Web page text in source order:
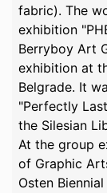
fabric). The
exhibition
Berryboy Art
exhibition at
Belgrade. It
"Perfectly
the Silesian
At the group
of Graphic
Osten